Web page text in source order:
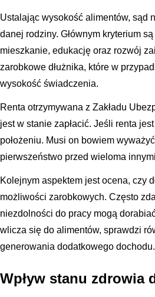
Ustalając wysokość alimentów, sąd
danej rodziny. Głównym kryterium
mieszkanie, edukację oraz rozwój
zarobkowe dłużnika, które w
wysokość świadczenia.
Renta otrzymywana z Zakładu
jest w stanie zapłacić. Jeśli renta
położeniu. Musi on bowiem
pierwszeństwo przed wieloma
Kolejnym aspektem jest ocena, czy
możliwości zarobkowych. Często
niezdolności do pracy mogą
wlicza się do alimentów, sprawdzi
generowania dodatkowego dochodu.
Wpływ stanu zdrowia